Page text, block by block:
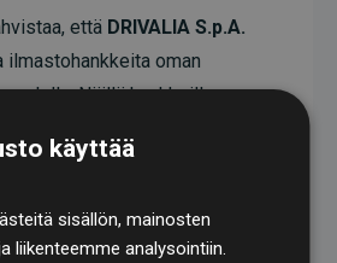
että DRIVALIA S.p.A.
oman
Näillä hankkeilla on
kaksinkertaista määrää
päästöihin verrattuna.
Gold Standardin
käyttää
sisällön, mainosten
liikenteemme analysointiin.